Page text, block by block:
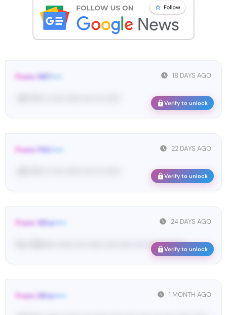
18 DAYS AGO
From: MET••••
Verify to unlock
22 DAYS AGO
From: FAC•••••
Verify to unlock
24 DAYS AGO
From: Wha•••••
Yo•• Wh••••• •••••• •••• •••••• ••••• ••••• •••• •••• •••• ••••••Verify to unlock
1 MONTH AGO
From: Wha•••••